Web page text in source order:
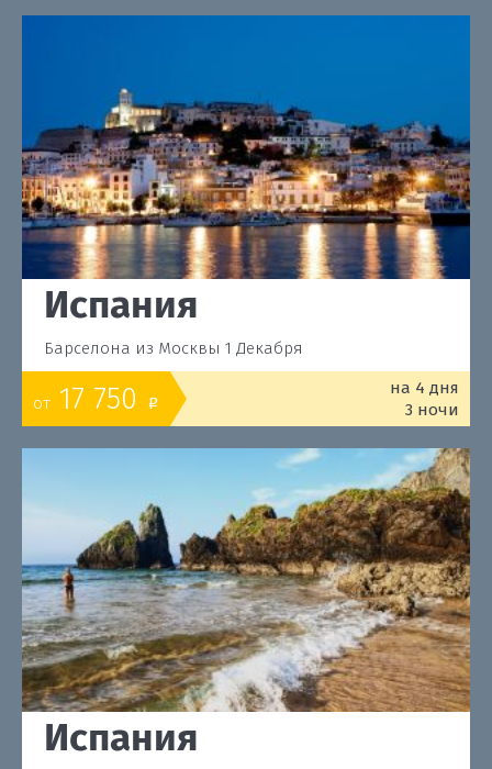
Испания
Барселона из Москвы 1 Декабря
от 17 750 o
на 4 дня
3 ночи
Испания